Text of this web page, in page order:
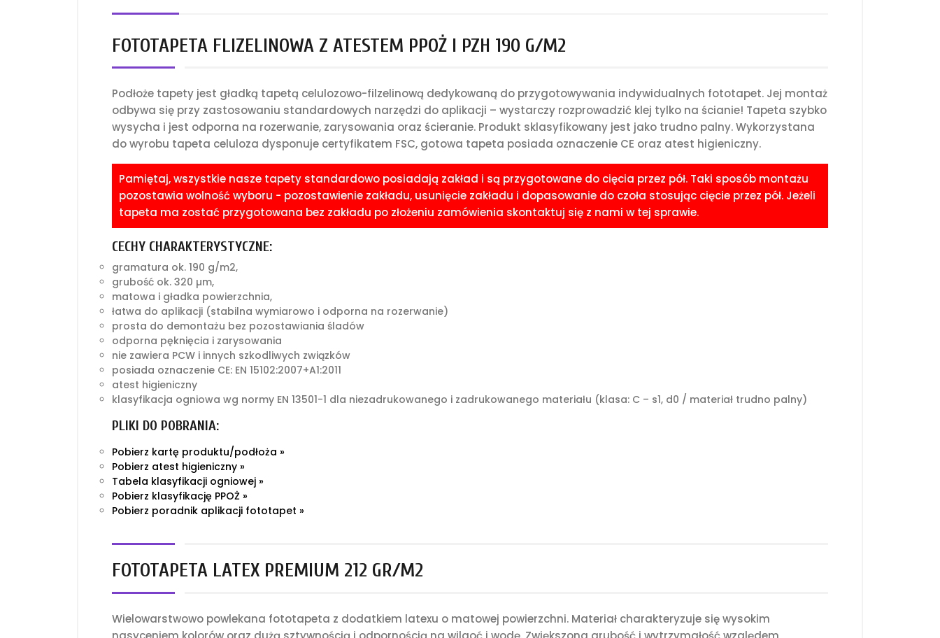
FOTOTAPETA FLIZELINOWA Z ATESTEM PPOŻ I PZH 190 G/M2
Podłoże tapety jest gładką tapetą celulozowo-filzelinową dedykowaną do przygotowywania indywidualnych fototapet. Jej montaż
odbywa się przy zastosowaniu standardowych narzędzi do aplikacji – wystarczy rozprowadzić klej tylko na ścianie! Tapeta szybko
wysycha i jest odporna na rozerwanie, zarysowania oraz ścieranie. Produkt sklasyfikowany jest jako trudno palny. Wykorzystana
do wyrobu tapeta celuloza dysponuje certyfikatem FSC, gotowa tapeta posiada oznaczenie CE oraz atest higieniczny.
Pamiętaj, wszystkie nasze tapety standardowo posiadają zakład i są przygotowane do cięcia przez pół. Taki sposób montażu
pozostawia wolność wyboru - pozostawienie zakładu, usunięcie zakładu i dopasowanie do czoła stosując cięcie przez pół. Jeżeli
tapeta ma zostać przygotowana bez zakładu po złożeniu zamówienia skontaktuj się z nami w tej sprawie.
CECHY CHARAKTERYSTYCZNE:
gramatura ok. 190 g/m2,
grubość ok. 320 µm,
matowa i gładka powierzchnia,
łatwa do aplikacji (stabilna wymiarowo i odporna na rozerwanie)
prosta do demontażu bez pozostawiania śladów
odporna pęknięcia i zarysowania
nie zawiera PCW i innych szkodliwych związków
posiada oznaczenie CE: EN 15102:2007+A1:2011
atest higieniczny
klasyfikacja ogniowa wg normy EN 13501-1 dla niezadrukowanego i zadrukowanego materiału (klasa: C – s1, d0 / materiał trudno palny)
PLIKI DO POBRANIA:
Pobierz kartę produktu/podłoża »
Pobierz atest higieniczny »
Tabela klasyfikacji ogniowej »
Pobierz klasyfikację PPOŻ »
Pobierz poradnik aplikacji fototapet »
FOTOTAPETA LATEX PREMIUM 212 GR/M2
Wielowarstwowo powlekana fototapeta z dodatkiem latexu o matowej powierzchni. Materiał charakteryzuje się wysokim